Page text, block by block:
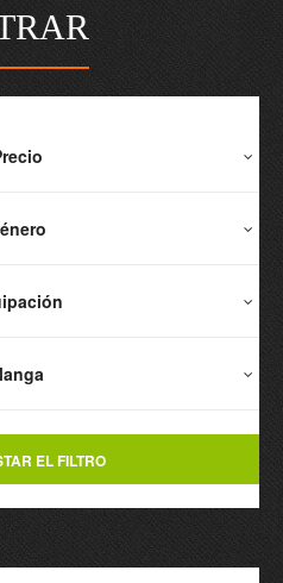
EL FILTRO